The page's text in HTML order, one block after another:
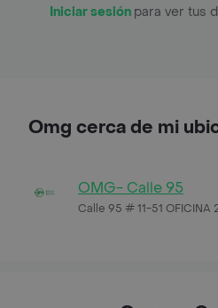
Iniciar sesión para ver tus
Omg cerca de mi
OMG- Calle 95
Calle 95 # 11-51 OFICINA